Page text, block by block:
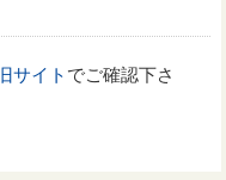
旧サイト でご確認下さ